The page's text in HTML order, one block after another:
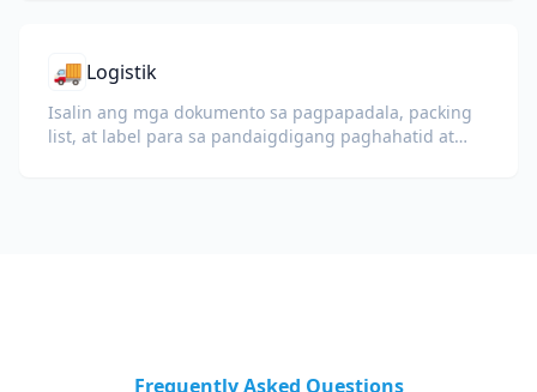
🚚 Logistik
Isalin ang mga dokumento sa pagpapadala, packing
list, at label para sa pandaigdigang paghahatid at
Frequently Asked Questions